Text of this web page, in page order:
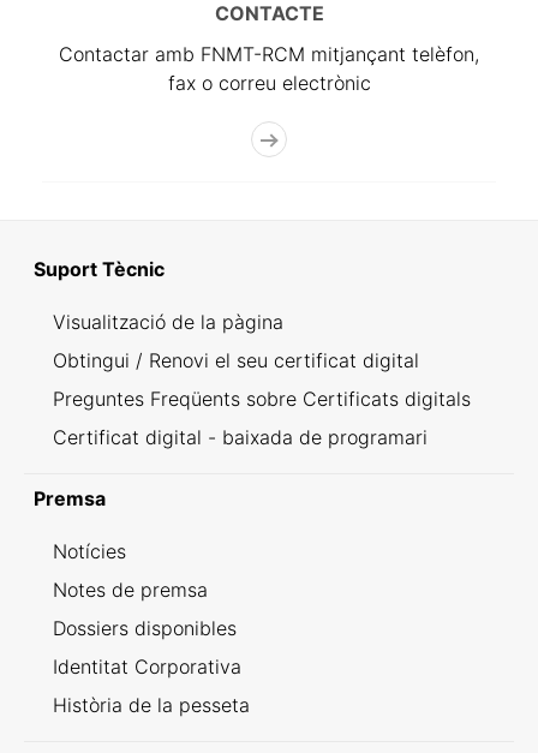
CONTACTE
Contactar amb FNMT-RCM mitjançant telèfon,
fax o correu electrònic
Suport Tècnic
Visualització de la pàgina
Obtingui / Renovi el seu certificat digital
Preguntes Freqüents sobre Certificats digitals
Certificat digital - baixada de programari
Premsa
Notícies
Notes de premsa
Dossiers disponibles
Identitat Corporativa
Història de la pesseta